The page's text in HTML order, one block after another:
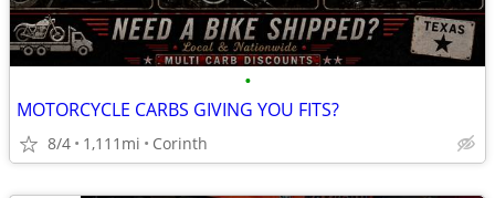
•
MOTORCYCLE CARBS GIVING YOU FITS?
8/4 1,111mi Corinth